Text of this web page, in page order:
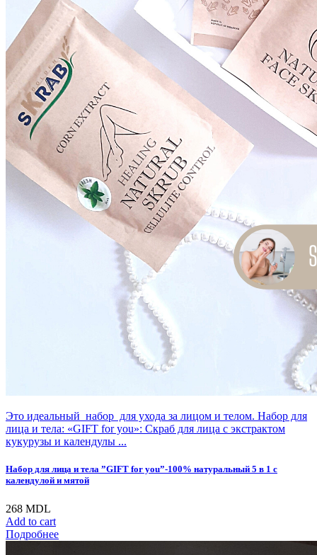
Это идеальный набор для ухода за лицом и телом. Набор для
лица и тела: «GIFT for you»: Скраб для лица с экстрактом
кукурузы и календулы ...
Набор для лица и тела ”GIFT for you”-100% натуральный 5 в 1 с
календулой и мятой
268 MDL
Add to cart
Подробнее